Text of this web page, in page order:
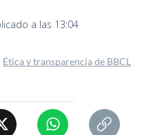
a las 13:04
Ética y transparencia de BBCL